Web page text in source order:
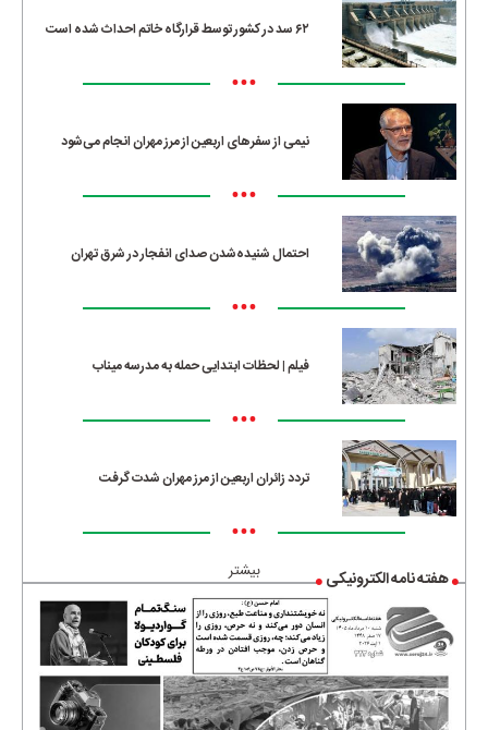
۶۲ سد در کشور توسط قرارگاه خاتم احداث شده است
•••
نیمی از سفرهای اربعین از مرز مهران انجام می‌شود
•••
احتمال شنیده‌شدن صدای انفجار در شرق تهران
•••
فیلم | لحظات ابتدایی حمله به مدرسه میناب
•••
تردد زائران اربعین از مرز مهران شدت گرفت
•••
بیشتر هفته نامه الکترونیکی